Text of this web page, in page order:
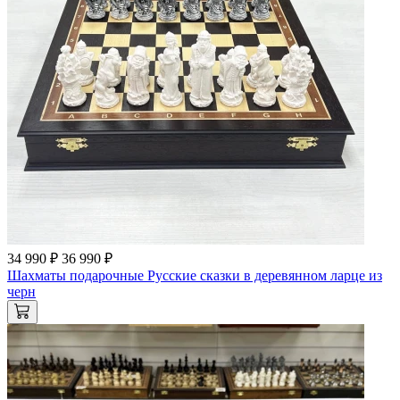
34 990 ₽ 36 990 ₽
Шахматы подарочные Русские сказки в деревянном ларце из
черн